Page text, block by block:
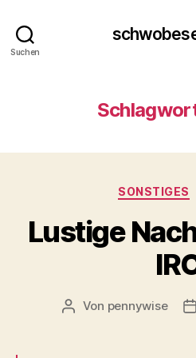
Suchen
SONSTIGES
Lustige
Beitragsautor
Von pennywise